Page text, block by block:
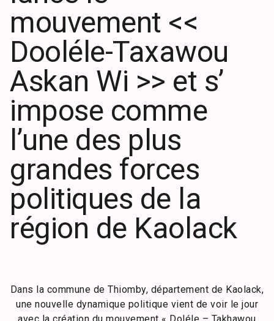
mouvement <<
Dooléle-Taxawou
Askan Wi >> et s’
impose comme
l’une des plus
grandes forces
politiques de la
région de Kaolack
Dans la commune de Thiomby, département de Kaolack,
une nouvelle dynamique politique vient de voir le jour